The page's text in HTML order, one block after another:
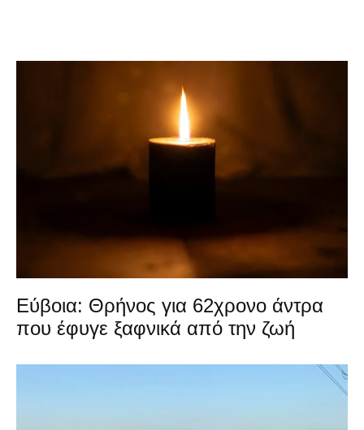
Εύβοια: Θρήνος για 62χρονο άντρα
που έφυγε ξαφνικά από την ζωή